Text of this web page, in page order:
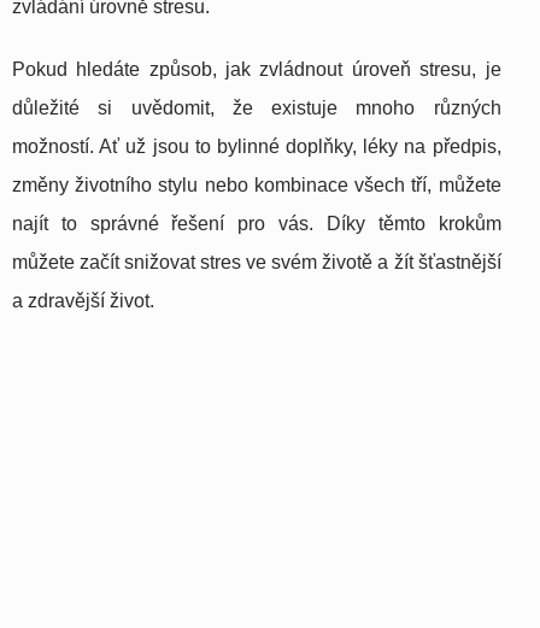
zvládání úrovně stresu.
Pokud hledáte způsob, jak zvládnout úroveň stresu, je
důležité si uvědomit, že existuje mnoho různých
možností. Ať už jsou to bylinné doplňky, léky na předpis,
změny životního stylu nebo kombinace všech tří, můžete
najít to správné řešení pro vás. Díky těmto krokům
můžete začít snižovat stres ve svém životě a žít šťastnější
a zdravější život.